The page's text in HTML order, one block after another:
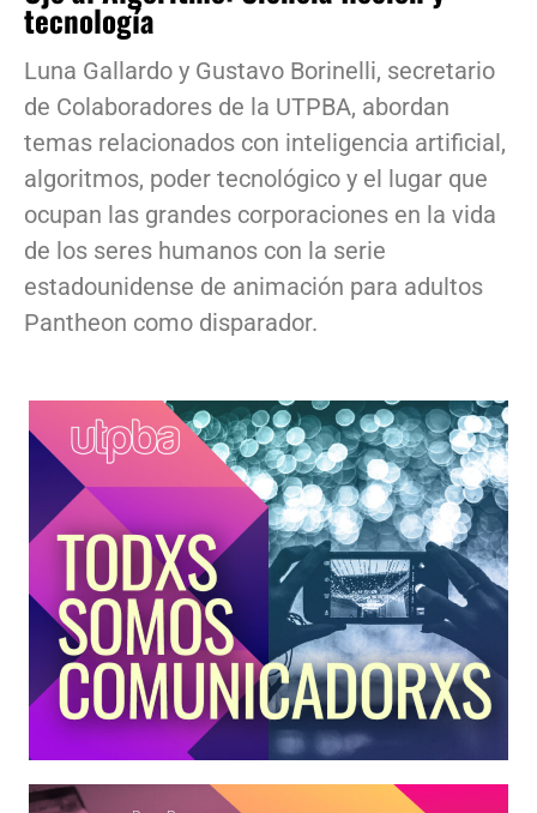
tecnología
Luna Gallardo y Gustavo Borinelli, secretario
de Colaboradores de la UTPBA, abordan
temas relacionados con inteligencia artificial,
algoritmos, poder tecnológico y el lugar que
ocupan las grandes corporaciones en la vida
de los seres humanos con la serie
estadounidense de animación para adultos
Pantheon como disparador.